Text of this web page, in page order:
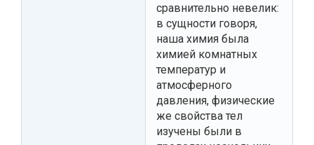
сравнительно невелик:
в сущности говоря,
наша химия была
химией комнатных
температур и
атмосферного
давления, физические
же свойства тел
изучены были в